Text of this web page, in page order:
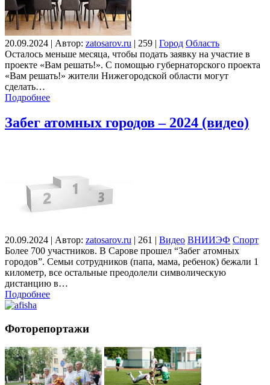
20.09.2024 | Автор: zatosarov.ru | 259 | Город Область
Осталось меньше месяца, чтобы подать заявку на участие в
проекте «Вам решать!». С помощью губернаторского проекта
«Вам решать!» жители Нижегородской области могут
сделать…
Подробнее
Забег атомных городов – 2024 (видео)
20.09.2024 | Автор: zatosarov.ru | 261 | Видео ВНИИЭФ Спорт
Более 700 участников. В Сарове прошел “Забег атомных
городов”. Семьи сотрудников (папа, мама, ребенок) бежали 1
километр, все остальные преодолели символическую
дистанцию в…
Подробнее
Фоторепортажи